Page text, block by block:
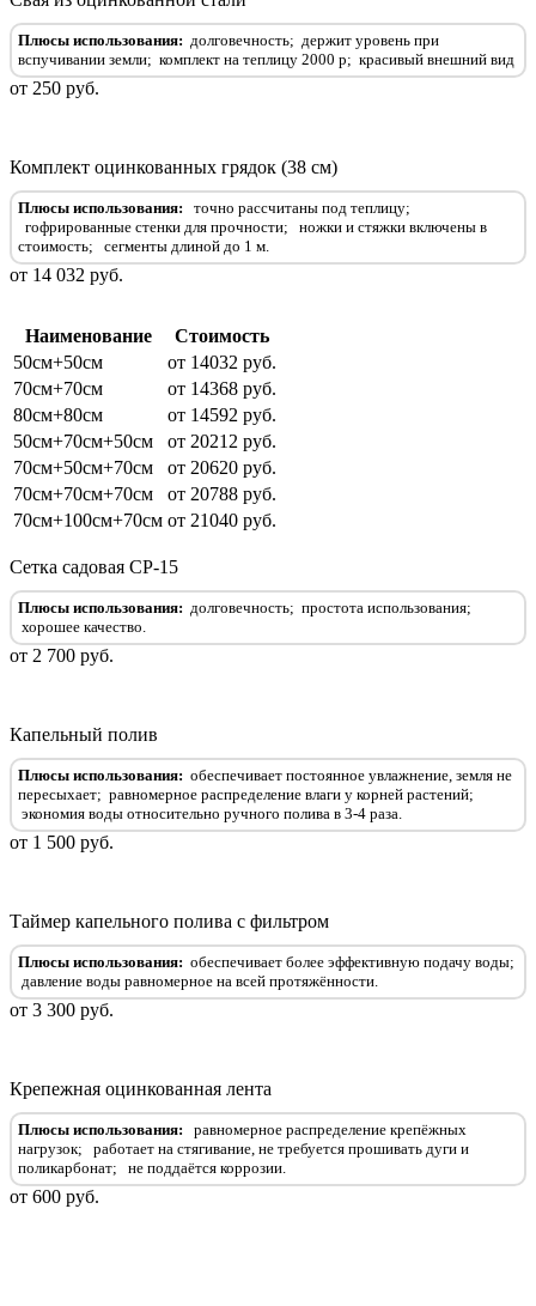
Плюсы использования: долговечность; держит уровень при
вспучивании земли; комплект на теплицу 2000 р; красивый внешний вид
от 250 руб.
Комплект оцинкованных грядок (38 см)
Плюсы использования:
точно рассчитаны под теплицу;
гофрированные стенки для прочности;
ножки и стяжки включены в
стоимость; сегменты длиной до 1 м
от 14 032 руб.
Наименование
Стоимость
50см+50см
от 14032 руб.
70см+70см
от 14368 руб.
80см+80см
от 14592 руб.
50см+70см+50см
от 20212 руб.
70см+50см+70см
от 20620 руб.
70см+70см+70см
от 20788 руб.
70см+100см+70см от 21040 руб.
Сетка садовая СР-15
Плюсы использования: долговечность; простота использования;
хорошее качество.
от 2 700 руб.
Капельный полив
Плюсы использования: обеспечивает постоянное увлажнение, земля не
пересыхает; равномерное распределение влаги у корней растений;
экономия воды относительно ручного полива в 3-4 раза.
от 1 500 руб.
Таймер капельного полива с фильтром
Плюсы использования: обеспечивает более эффективную подачу воды;
давление воды равномерное на всей протяжённости.
от 3 300 руб.
Крепежная оцинкованная лента
Плюсы использования:
равномерное распределение крепёжных
нагрузок;
работает на стягивание, не требуется прошивать дуги и
поликарбонат;
не поддаётся коррозии.
от 600 руб.